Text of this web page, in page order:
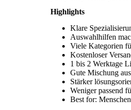
Highlights
Klare
Auswahlhilfen
Viele Kategorien
Kostenloser
1 bis 2 Werktage
Gute Mischung
Stärker
Weniger passend
Best for: